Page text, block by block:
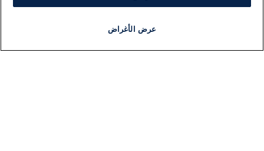
عرض الأغراض